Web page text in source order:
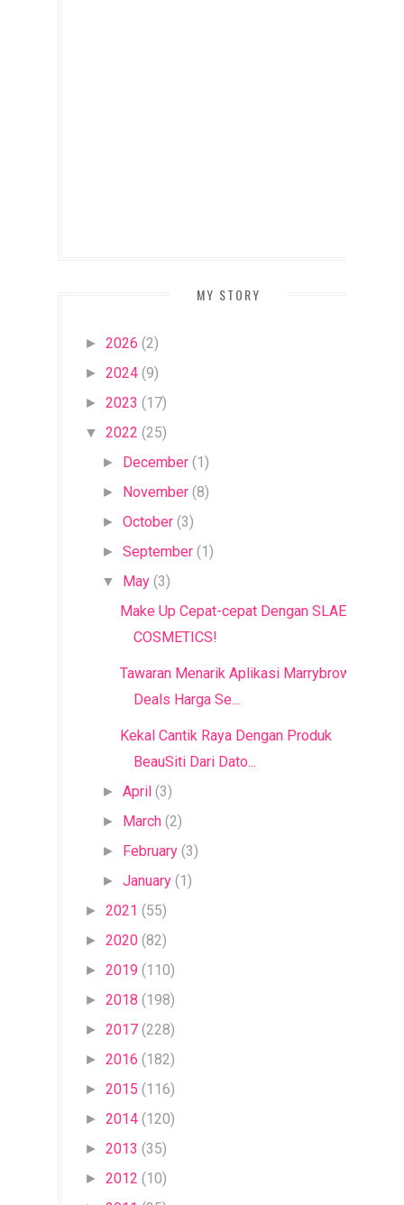
MY STORY
► 2026 (2)
► 2024 (9)
► 2023 (17)
▼ 2022 (25)
► December (1)
► November (8)
►October (3)
►September (1)
▼ May (3)
Make Up Cepat-cepat Dengan SLAE
COSMETICS!
Tawaran Menarik Aplikasi Marrybrown
Deals Harga Se...
Kekal Cantik Raya Dengan Produk
BeauSiti Dari Dato...
►April (3)
► March (2)
► February (3)
►January (1)
► 2021 (55)
► 2020 (82)
► 2019 (110)
► 2018 (198)
► 2017 (228)
► 2016 (182)
► 2015 (116)
► 2014 (120)
► 2013 (35)
► 2012 (10)